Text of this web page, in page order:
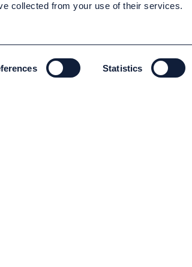
collected from your use of their services.
Statistics